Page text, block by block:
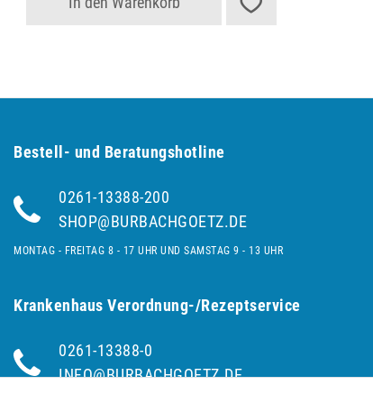
Bestell- und Be­ra­tungs­hot­line
0261-13388-200
SHOP@BURBACHGOETZ.DE
MONTAG - FREITAG 8 - 17 UHR UND SAMSTAG 9 - 13 UHR
Krankenhaus Verordnung-/Rezeptservice
0261-13388-0
INFO@BURBACHGOETZ.DE